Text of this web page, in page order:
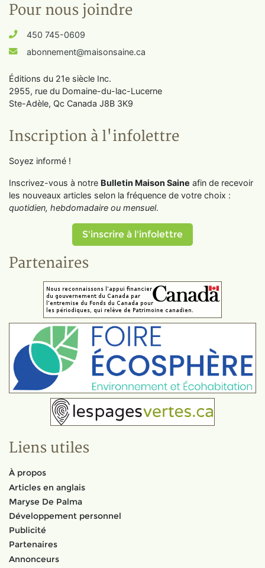
Pour nous joindre
450 745-0609
abonnement@maisonsaine.ca
Éditions du 21e siècle Inc.
2955, rue du Domaine-du-lac-Lucerne
Ste-Adèle, Qc Canada J8B 3K9
Inscription à l'infolettre
Soyez informé !
Inscrivez-vous à notre Bulletin Maison Saine afin de recevoir
les nouveaux articles selon la fréquence de votre choix :
quotidien, hebdomadaire ou mensuel.
S'inscrire à l'infolettre
Partenaires
Liens utiles
À propos
Articles en anglais
Maryse De Palma
Développement personnel
Publicité
Partenaires
Annonceurs